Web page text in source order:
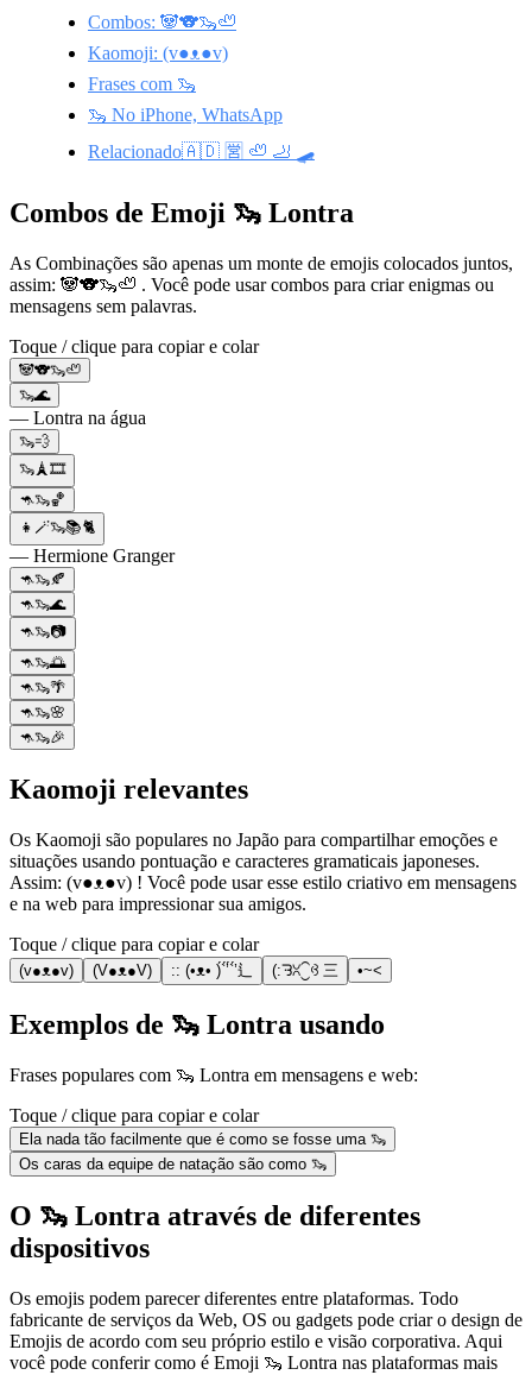
Combos: 🐼🐨🦦🦥
Kaomoji: (v●ᴥ●v)
Frases com 🦦
🦦 No iPhone, WhatsApp
Relacionado🇦🇩 🈺 🦥 🦶 🛹
Combos de Emoji 🦦 Lontra
As Combinações são apenas um monte de emojis colocados juntos,
assim: 🐼🐨🦦🦥 . Você pode usar combos para criar enigmas ou
mensagens sem palavras.
Toque / clique para copiar e colar
🐼🐨🦦🦥
🦦🌊
— Lontra na água
🦦💨
🦦🗼🎞️
🦘🦦🏀
👧🪄🦦📚🐈
— Hermione Granger
🦘🦦🍂
🦘🦦🌊
🦘🦦📷
🦘🦦🌅
🦘🦦🌴
🦘🦦🌸
🦘🦦🎉
Kaomoji relevantes
Os Kaomoji são populares no Japão para compartilhar emoções e
situações usando pontuação e caracteres gramaticais japoneses.
Assim: (v●ᴥ●v) ! Você pode usar esse estilo criativo em mensagens
e na web para impressionar sua amigos.
Toque / clique para copiar e colar
(v●ᴥ●v) (V●ᴥ●V) :: (•ᴥ• )́`́’́`́’⻍ (:ᘌꇤ⁐ꃳ 三 •~<
Exemplos de 🦦 Lontra usando
Frases populares com 🦦 Lontra em mensagens e web:
Toque / clique para copiar e colar
Ela nada tão facilmente que é como se fosse uma 🦦
Os caras da equipe de natação são como 🦦
O 🦦 Lontra através de diferentes
dispositivos
Os emojis podem parecer diferentes entre plataformas. Todo
fabricante de serviços da Web, OS ou gadgets pode criar o design de
Emojis de acordo com seu próprio estilo e visão corporativa. Aqui
você pode conferir como é Emoji 🦦 Lontra nas plataformas mais